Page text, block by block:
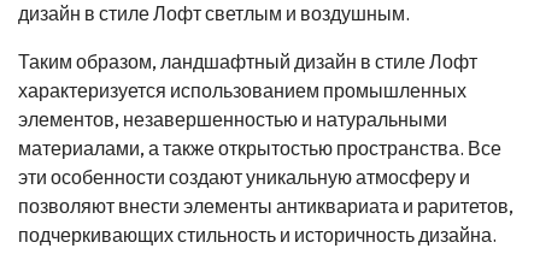
дизайн в стиле Лофт светлым и воздушным.
Таким образом, ландшафтный дизайн в стиле Лофт
характеризуется использованием промышленных
элементов, незавершенностью и натуральными
материалами, а также открытостью пространства. Все
эти особенности создают уникальную атмосферу и
позволяют внести элементы антиквариата и раритетов,
подчеркивающих стильность и историчность дизайна.